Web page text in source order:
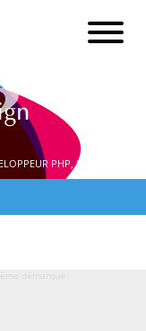
PHP, SEO
démarque